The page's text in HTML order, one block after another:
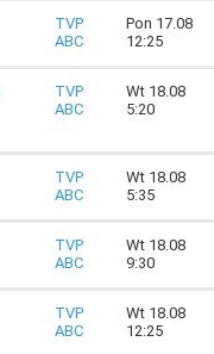
TVP
ABC
Pon 17.08
12:25
TVP
ABC
Wt 18.08
5:20
TVP
ABC
Wt 18.08
5:35
TVP
ABC
Wt 18.08
9:30
TVP
ABC
Wt 18.08
12:25